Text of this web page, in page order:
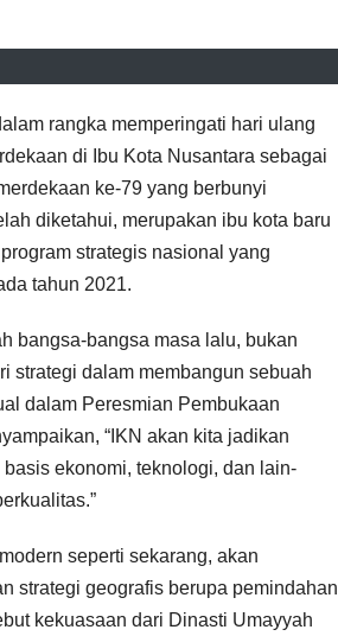
rangka memperingati hari ulang
di Ibu Kota Nusantara sebagai
ke-79 yang berbunyi
diketahui, merupakan ibu kota baru
strategis nasional yang
tahun 2021.
bangsa-bangsa masa lalu, bukan
strategi dalam membangun sebuah
dalam Peresmian Pembukaan
“IKN akan kita jadikan
ekonomi, teknologi, dan lain-
seperti sekarang, akan
strategi geografis berupa pemindahan
kekuasaan dari Dinasti Umayyah